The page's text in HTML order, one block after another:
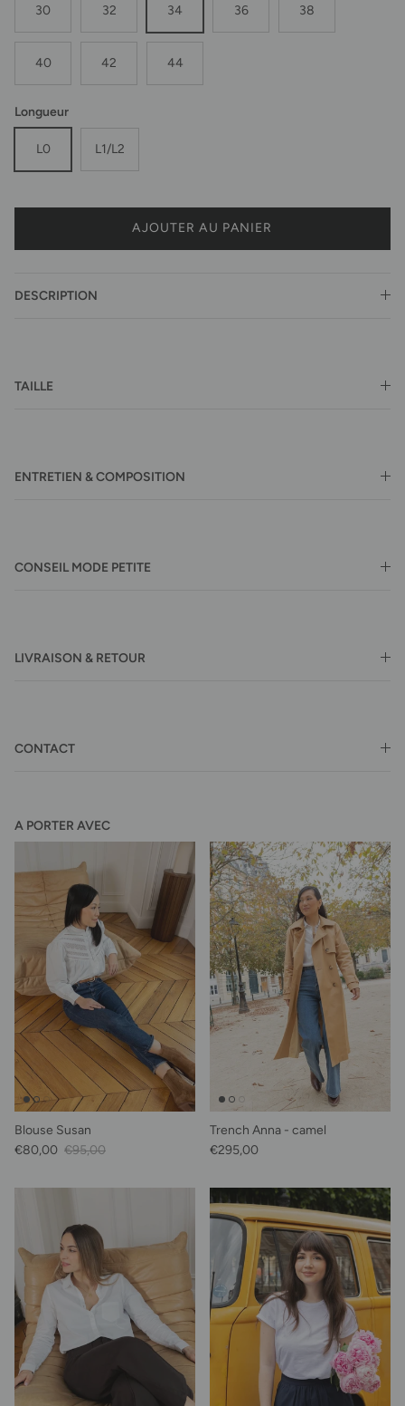
30 32 34 36 38
40 42 44
Longueur
L0 L1/L2
AJOUTER AU PANIER
DESCRIPTION
TAILLE
ENTRETIEN & COMPOSITION
CONSEIL MODE PETITE
LIVRAISON & RETOUR
CONTACT
A PORTER AVEC
Blouse Susan
Prix soldé
€80,00 Prix habituel
€95,00
Trench Anna - camel
Prix habituel
€295,00